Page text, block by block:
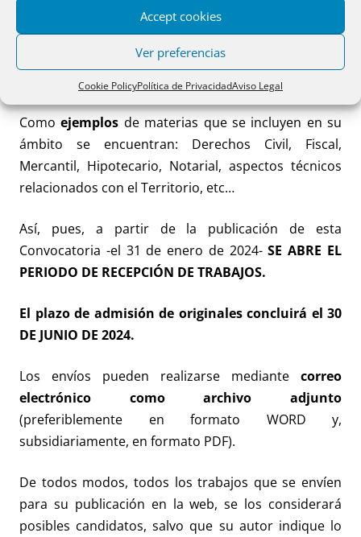
Accept cookies
Ver preferencias
Cookie PolicyPolítica de PrivacidadAviso Legal
materias propias de las diversas secciones
notariosyregistradores.com, que se aporten para su
publicación en esta página web durante el período
señalado.
Comoejemplos de materias que se incluyen en su
ámbito se encuentran: Derechos Civil, Fiscal,
Mercantil, Hipotecario, Notarial, aspectos técnicos
relacionados con el Territorio, etc…
Así, pues, a partir de la publicación de esta
Convocatoria -el 31 de enero de 2024-SE ABRE EL
PERIODO DE RECEPCIÓN DE TRABAJOS.
El plazo de admisión de originales concluirá el 30
DE JUNIO DE 2024.
Los envíos pueden realizarse mediante correo
electrónico como archivo adjunto
(preferiblemente en formato WORD y,
subsidiariamente, en formato PDF).
De todos modos, todos los trabajos que se envíen
para su publicación en la web, se los considerará
posibles candidatos, salvo que su autor indique lo